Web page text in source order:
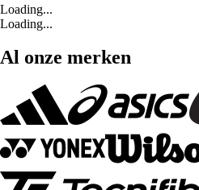
Loading...
Loading...
Al onze merken